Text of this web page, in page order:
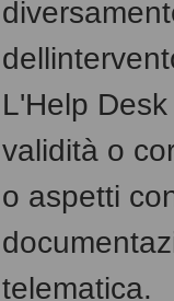
L'Help
validità o
o aspetti
telematica.